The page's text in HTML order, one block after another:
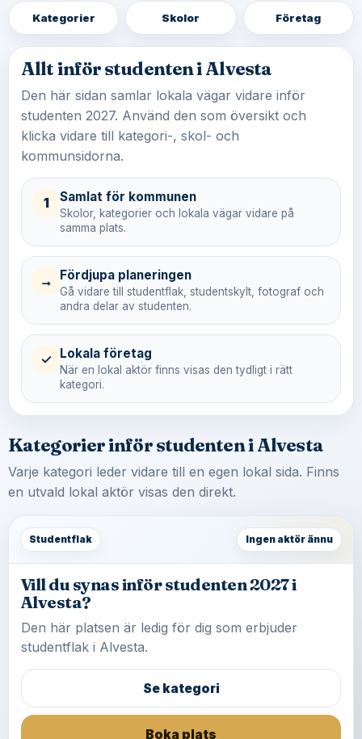
Kategorier Skolor Företag
Allt inför studenten i Alvesta
Den här sidan samlar lokala vägar vidare inför
studenten 2027. Använd den som översikt och
klicka vidare till kategori-, skol- och
kommunsidorna.
1 Samlat för kommunen
Skolor, kategorier och lokala vägar vidare på
samma plats.
→ Fördjupa planeringen
Gå vidare till studentflak, studentskylt, fotograf och
andra delar av studenten.
✓ Lokala företag
När en lokal aktör finns visas den tydligt i rätt
kategori.
Kategorier inför studenten i Alvesta
Varje kategori leder vidare till en egen lokal sida. Finns
en utvald lokal aktör visas den direkt.
Studentflak Ingen aktör ännu
Vill du synas inför studenten 2027 i
Alvesta?
Den här platsen är ledig för dig som erbjuder
studentflak i Alvesta.
Se kategori
Boka plats